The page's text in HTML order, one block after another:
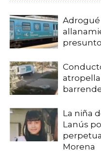
Adrogué
La niña
Lanús
Morena